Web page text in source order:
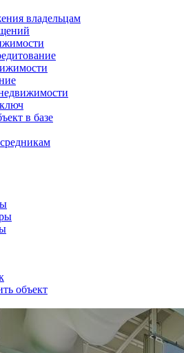
владельцам
в базе
объект